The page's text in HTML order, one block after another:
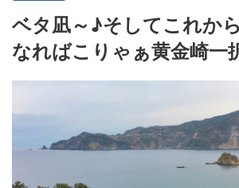
ベタ凪～♪そしてこれか
なればこりゃぁ黄金崎一